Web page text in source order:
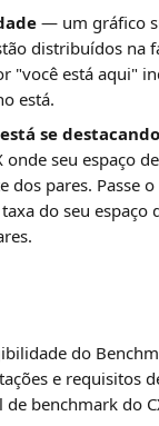
— um gráfico
distribuídos na
"você está aqui"
está.
se
onde seu espaço
dos pares. Passe
do seu espaço
do
e requisitos
benchmark do